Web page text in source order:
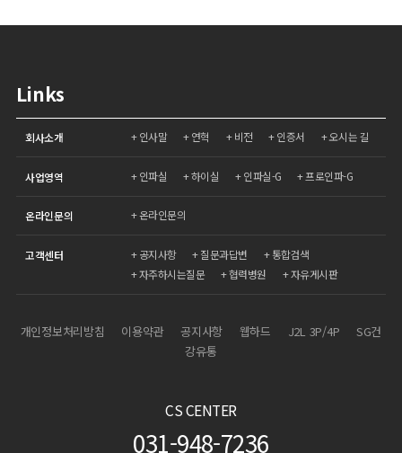
Links
회사소개 인사말 연혁 비전 인증서 오시는 길
사업영역 인파실 하이실 인파실-G 프로인파-G
온라인문의 온라인문의
고객센터 공지사항 질문과답변
통합검색
자주하시는질문
협력병원 자유게시판
개인정보처리방침 이용약관 공지사항 웹하드 J2L 3P/4P
SG건
강유통
CS CENTER
031-948-7236